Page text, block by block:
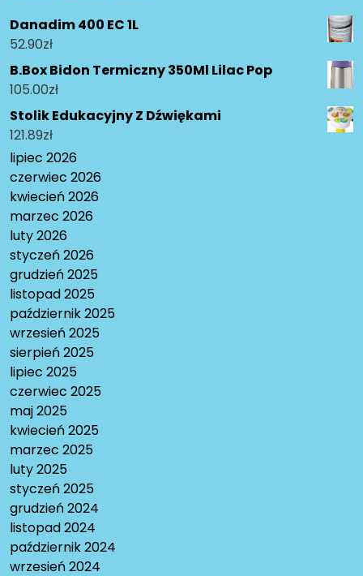
Danadim 400 EC 1L
52.90zł
B.Box Bidon Termiczny 350Ml Lilac Pop
105.00zł
Stolik Edukacyjny Z Dźwiękami
121.89zł
lipiec 2026
czerwiec 2026
kwiecień 2026
marzec 2026
luty 2026
styczeń 2026
grudzień 2025
listopad 2025
październik 2025
wrzesień 2025
sierpień 2025
lipiec 2025
czerwiec 2025
maj 2025
kwiecień 2025
marzec 2025
luty 2025
styczeń 2025
grudzień 2024
listopad 2024
październik 2024
wrzesień 2024